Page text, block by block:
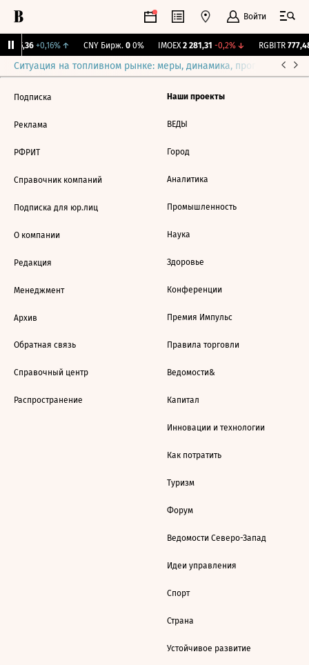
Войти
115,36 +0,16%↑ CNY Бирж. 0 0% IMOEX 2 281,31 -0,2%↓ RGBITR 777,48
Ситуация на топливном рынке: меры, динамика, прогнозы
Подписка
Реклама
РФРИТ
Справочник компаний
Подписка для юр.лиц
О компании
Редакция
Менеджмент
Архив
Обратная связь
Справочный центр
Распространение
Наши проекты
ВЕДЫ
Город
Аналитика
Промышленность
Наука
Здоровье
Конференции
Премия Импульс
Правила торговли
Ведомости&
Капитал
Инновации и технологии
Как потратить
Туризм
Форум
Ведомости Северо-Запад
Идеи управления
Спорт
Страна
Устойчивое развитие